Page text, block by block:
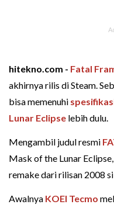
hitekno.com - Fatal
akhirnya rilis di Steam.
bisa memenuhi
Lunar Eclipse lebih dulu.
Mengambil judul resmi
Mask of the Lunar Eclipse,
remake dari rilisan 2008
Awalnya KOEI Tecmo